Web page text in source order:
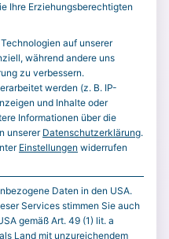
old bug
of
AI
update provides a
when frontier AI
before attackers. The
security bugs in
Mythos Preview,
Ihre Erziehungsberechtigten
auf unserer
während andere uns
zu verbessern.
werden (z. B. IP-
und Inhalte oder
Informationen über die
unserer Datenschutzerklärung.
Einstellungen widerrufen
Daten in den USA.
Services stimmen Sie auch
gemäß Art. 49 (1) lit. a
Land mit unzureichendem